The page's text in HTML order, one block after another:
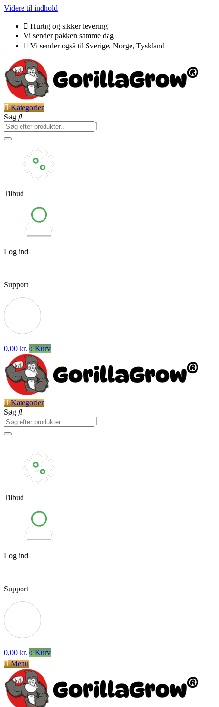
Videre til indhold
Hurtig og sikker levering
Vi sender pakken samme dag
Vi sender også til Sverige, Norge, Tyskland
Kategorier
Søg
Tilbud
Log ind
Support
0,00 kr. 0 Kurv
Kategorier
Søg
Tilbud
Log ind
Support
0,00 kr. 0 Kurv
Menu